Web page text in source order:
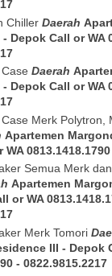
Chiller Daerah
- Depok Call or WA
Daerah
- Depok Call or WA
Merk Polytron,
Apartemen
WA
Semua Merk dan
Apartemen
or WA
Merk Tomori
III - Depok
- 0822.9815.2217